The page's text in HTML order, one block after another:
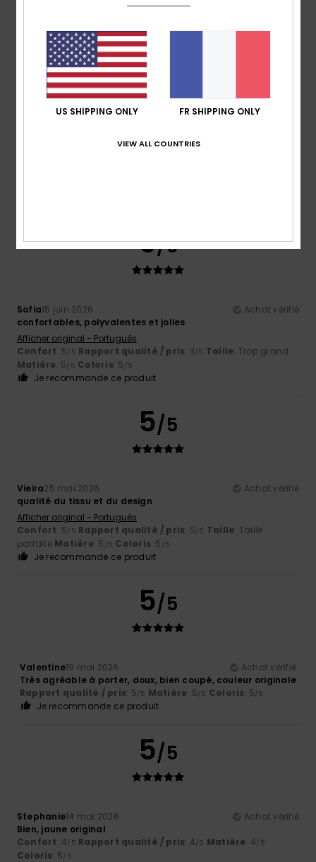
Rapport qualité / prix: 4
Je recommande ce produit
5
5/5
Sofia15 juin 2026
Achat vérifié
confortables, polyvalentes et jolies
Afficher original - Português
Confort: 5/5 Rapport qualité / prix: 3/5 Taille: Trop grand
Matière: 5/5 Coloris: 5 /5
Je recommande ce produit
5/5
Vieira25 mai 2026
Achat vérifié
qualité du tissu et du design
Afficher original - Português
Confort: 5/5 Rapport qualité / prix: 5/5 Taille: Taille
parfaite Matière: 5 /5 Coloris: 5 /5
Je recommande ce produit
5/5
Valentine19 mai 2026
Achat vérifié
Très agréable à porter, doux, bien coupé, couleur originale
Rapport qualité / prix: 5/5 Matière: 5/5 Coloris: 5/5
Je recommande ce produit
5/5
Stephanie14 mai 2026
Achat vérifié
Bien, jaune original
Confort: 4/5 Rapport qualité / prix: 4/5 Matière: 4/5
Coloris: 5/5
US SHIPPING ONLY FR SHIPPING ONLY
VIEW ALL COUNTRIES